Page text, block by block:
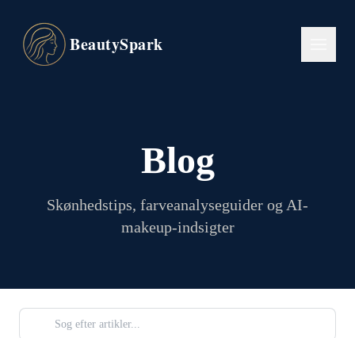
BeautySpark
Blog
Skønhedstips, farveanalyseguider og AI-
makeup-indsigter